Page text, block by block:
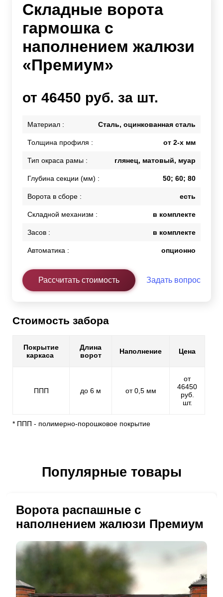
Складные ворота
гармошка с
наполнением жалюзи
«Премиум»
от 46450 руб. за шт.
Материал : Сталь, оцинкованная сталь
Толщина профиля : от 2-х мм
Тип окраса рамы : глянец, матовый, муар
Глубина секции (мм) : 50; 60; 80
Ворота в сборе : есть
Складной механизм : в комплекте
Засов : в комплекте
Автоматика : опционно
Рассчитать стоимость Задать вопрос
Стоимость забора
Покрытие
каркаса
Длина
ворот
Наполнение Цена
ППП до 6 м от 0,5 мм
от
46450
руб.
шт.
* ППП - полимерно-порошковое покрытие
Популярные товары
Ворота распашные с
наполнением жалюзи Премиум